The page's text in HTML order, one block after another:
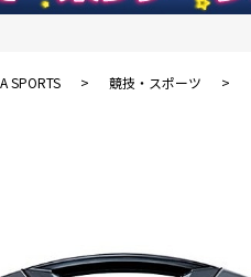
SPORTS > 競技・スポーツ >